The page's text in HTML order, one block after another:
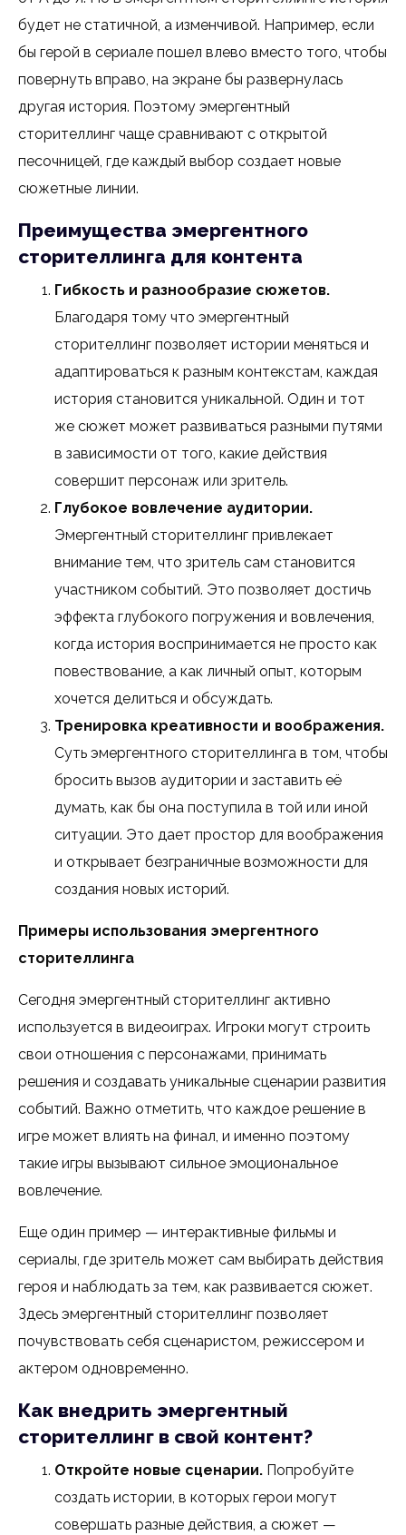
будет не статичной, а изменчивой. Например, если
бы герой в сериале пошел влево вместо того, чтобы
повернуть вправо, на экране бы развернулась
другая история. Поэтому эмергентный
сторителлинг чаще сравнивают с открытой
песочницей, где каждый выбор создает новые
сюжетные линии.
Преимущества эмергентного
сторителлинга для контента
Гибкость и разнообразие сюжетов.
Благодаря тому что эмергентный
сторителлинг позволяет истории меняться и
адаптироваться к разным контекстам, каждая
история становится уникальной. Один и тот
же сюжет может развиваться разными путями
в зависимости от того, какие действия
совершит персонаж или зритель.
Глубокое вовлечение аудитории.
Эмергентный сторителлинг привлекает
внимание тем, что зритель сам становится
участником событий. Это позволяет достичь
эффекта глубокого погружения и вовлечения,
когда история воспринимается не просто как
повествование, а как личный опыт, которым
хочется делиться и обсуждать.
Тренировка креативности и воображения.
Суть эмергентного сторителлинга в том, чтобы
бросить вызов аудитории и заставить её
думать, как бы она поступила в той или иной
ситуации. Это дает простор для воображения
и открывает безграничные возможности для
создания новых историй.
Примеры использования эмергентного
сторителлинга
Сегодня эмергентный сторителлинг активно
используется в видеоиграх. Игроки могут строить
свои отношения с персонажами, принимать
решения и создавать уникальные сценарии развития
событий. Важно отметить, что каждое решение в
игре может влиять на финал, и именно поэтому
такие игры вызывают сильное эмоциональное
вовлечение.
Еще один пример — интерактивные фильмы и
сериалы, где зритель может сам выбирать действия
героя и наблюдать за тем, как развивается сюжет.
Здесь эмергентный сторителлинг позволяет
почувствовать себя сценаристом, режиссером и
актером одновременно.
Как внедрить эмергентный
сторителлинг в свой контент?
Откройте новые сценарии. Попробуйте
создать истории, в которых герои могут
совершать разные действия, а сюжет —